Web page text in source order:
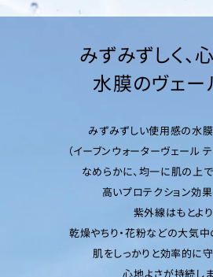
みずみずしく、
水膜のヴェー
みずみずしい使用感の水
（イーブンウォーターヴェール
なめらかに、均一に肌の上
高いプロテクション効果
紫外線はもとより
乾燥やちり・花粉などの大気
肌をしっかりと効率的に守
心地よさが持続しま